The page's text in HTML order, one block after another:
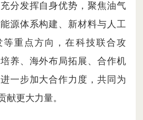
分发挥自身优势，聚焦油气
源体系构建、新材料与人工
等重点方向，在科技联合攻
养、海外布局拓展、合作机
一步加大合作力度，共同为
献更大力量。